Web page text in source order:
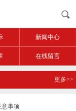
新闻中心
在线留言
更多>>
事项